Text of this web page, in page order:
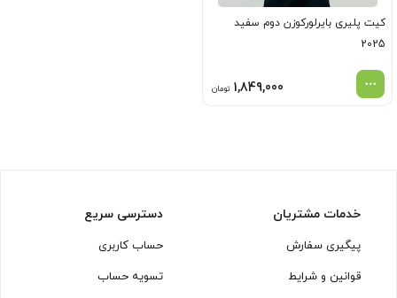
کیت پلیری بایرلورکوزن دوم سفید
2025
1,849,000 تومان
خدمات مشتریان
پیگیری سفارش
قوانین و شرایط
دسترسی سریع
حساب کاربری
تسویه حساب